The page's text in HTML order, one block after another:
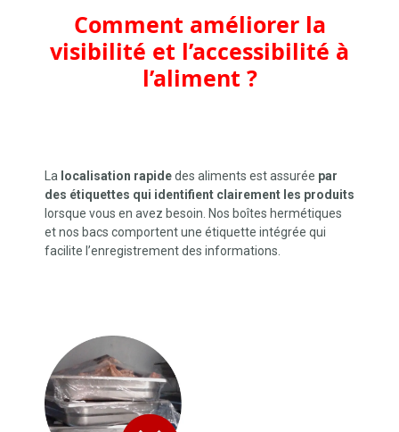
Comment améliorer la
visibilité et l’accessibilité à
l’aliment ?
La localisation rapidedes aliments est assurée par
des étiquettes qui identifient clairement les produits
lorsque vous en avez besoin. Nos boîtes hermétiques
et nos bacs comportent une étiquette intégrée qui
facilite l’enregistrement des informations.